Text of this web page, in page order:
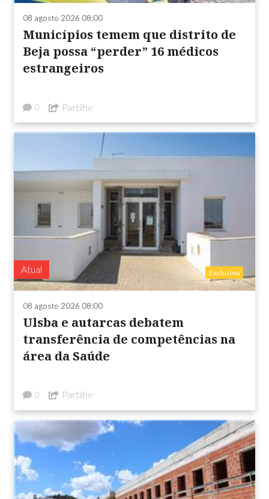
08 agosto 2026 08:00
Municípios temem que distrito de
Beja possa “perder” 16 médicos
estrangeiros
0 Partilhe
Atual Exclusivo
08 agosto 2026 08:00
Ulsba e autarcas debatem
transferência de competências na
área da Saúde
0 Partilhe